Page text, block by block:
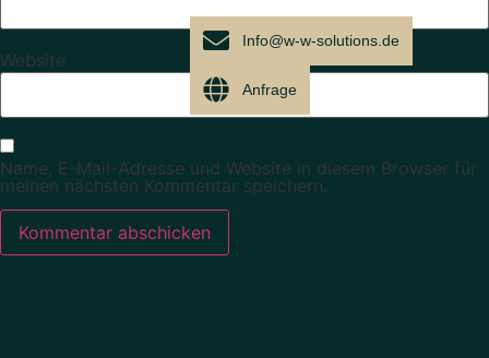
Info@w-w-solutions.de
Anfrage
Website
Name, E-Mail-Adresse und Website in diesem Browser für
meinen nächsten Kommentar speichern.